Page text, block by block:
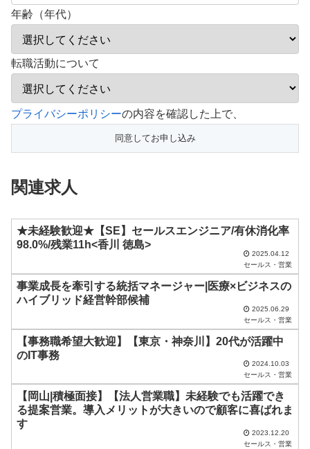
年齢（年代）
転職活動について
こ
フ
ー
ド
は
の
ま
ま
て
く
だ
プライバシーポリシーの内容を確認した上で、
関連求人
★未経験歓迎★【SE】セールスエンジニア/有休消化率
98.0%/残業11h<香川 徳島>
2025.04.12
セールス・営業
事業成長を牽引する統括マネージャー|医療×ビジネスの
ハイブリッド経営幹部候補
2025.06.29
セールス・営業
【事務職希望大歓迎】【東京・神奈川】20代が活躍中
のIT事務
2024.10.03
セールス・営業
【岡山|積極面接】【法人営業職】未経験でも活躍でき
る提案営業。導入メリットが大きいので顧客に喜ばれま
す
2023.12.20
セールス・営業